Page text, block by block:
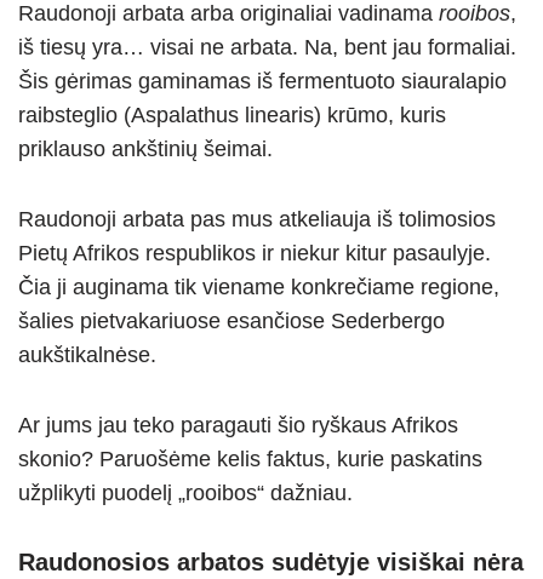
p
p
m g
er
o
o
k
Raudonoji arbata arba originaliai vadinama rooibos,
iš tiesų yra… visai ne arbata. Na, bent jau formaliai.
Šis gėrimas gaminamas iš fermentuoto siauralapio
raibsteglio (Aspalathus linearis) krūmo, kuris
priklauso ankštinių šeimai.
Raudonoji arbata pas mus atkeliauja iš tolimosios
Pietų Afrikos respublikos ir niekur kitur pasaulyje.
Čia ji auginama tik viename konkrečiame regione,
šalies pietvakariuose esančiose Sederbergo
aukštikalnėse.
Ar jums jau teko paragauti šio ryškaus Afrikos
skonio? Paruošėme kelis faktus, kurie paskatins
užplikyti puodelį „rooibos“ dažniau.
Raudonosios arbatos sudėtyje visiškai nėra